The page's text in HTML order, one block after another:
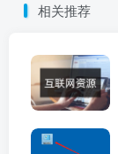
相关推荐